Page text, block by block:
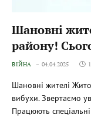
Шановні
району!
ВІЙНА 04.04.2025
Шановні жителі
вибухи. Звертаємо
Працюють